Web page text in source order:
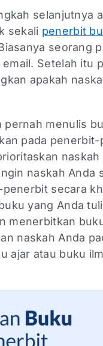
selanjutnya
sekali penerbit
seorang
Setelah itu
apakah
menulis
pada
naskah Anda
secara
yang Anda
menerbitkan
naskah Anda
ajar atau buku